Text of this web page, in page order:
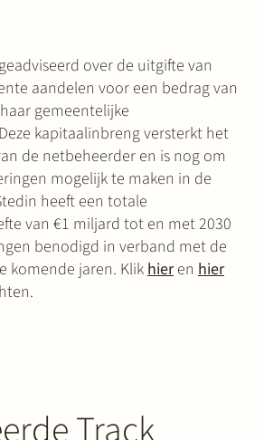
over de uitgifte van
aandelen voor een bedrag van
gemeentelijke
kapitaalinbreng versterkt het
de netbeheerder en is nog om
mogelijk te maken in de
heeft een totale
van €1 miljard tot en met 2030
benodigd in verband met de
komende jaren. Klikhieren hier